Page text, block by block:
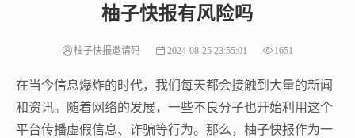
柚子快报有风险吗
柚子快报邀请码 2024-08-25 23:55:01 1651
在当今信息爆炸的时代，我们每天都会接触到大量的新闻
和资讯。随着网络的发展，一些不良分子也开始利用这个
平台传播虚假信息、诈骗等行为。那么，柚子快报作为一